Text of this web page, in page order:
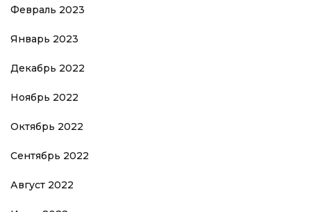
Февраль 2023
Январь 2023
Декабрь 2022
Ноябрь 2022
Октябрь 2022
Сентябрь 2022
Август 2022